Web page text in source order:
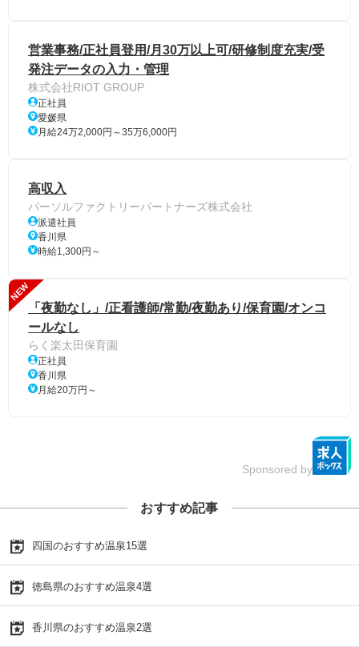
営業事務/正社員登用/月30万以上可/研修制度充実/受
発注データの入力・管理
株式会社RIOT GROUP
正社員
愛媛県
月給24万2,000円～35万6,000円
高収入
パーソルファクトリーパートナーズ株式会社
派遣社員
香川県
時給1,300円～
NEW
「夜勤なし」/正看護師/常勤/夜勤あり/保育園/オンコ
ールなし
らく楽太田保育園
正社員
香川県
月給20万円～
Sponsored by
おすすめ記事
四国のおすすめ温泉15選
徳島県のおすすめ温泉4選
香川県のおすすめ温泉2選